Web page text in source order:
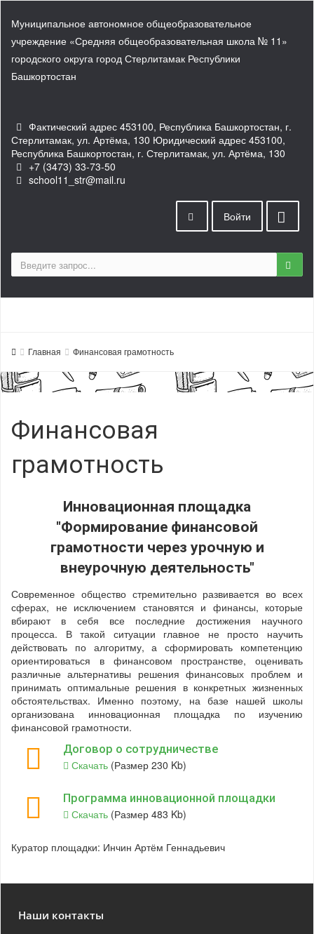
Муниципальное автономное общеобразовательное
учреждение «Средняя общеобразовательная школа № 11»
городского округа город Стерлитамак Республики
Башкортостан
Фактический адрес 453100, Республика Башкортостан, г.
Стерлитамак, ул. Артёма, 130 Юридический адрес 453100,
Республика Башкортостан, г. Стерлитамак, ул. Артёма, 130
+7 (3473) 33-73-50
school11_str@mail.ru
Войти
Главная Финансовая грамотность
Финансовая
грамотность
Инновационная площадка
"Формирование финансовой
грамотности через урочную и
внеурочную деятельность"
Современное общество стремительно развивается во всех
сферах, не исключением становятся и финансы, которые
вбирают в себя все последние достижения научного
процесса. В такой ситуации главное не просто научить
действовать по алгоритму, а сформировать компетенцию
ориентироваться в финансовом пространстве, оценивать
различные альтернативы решения финансовых проблем и
принимать оптимальные решения в конкретных жизненных
обстоятельствах. Именно поэтому, на базе нашей школы
организована инновационная площадка по изучению
финансовой грамотности.
Договор о сотрудничестве
Скачать (Размер 230 Kb)
Программа инновационной площадки
Скачать (Размер 483 Kb)
Куратор площадки: Инчин Артём Геннадьевич
Наши контакты